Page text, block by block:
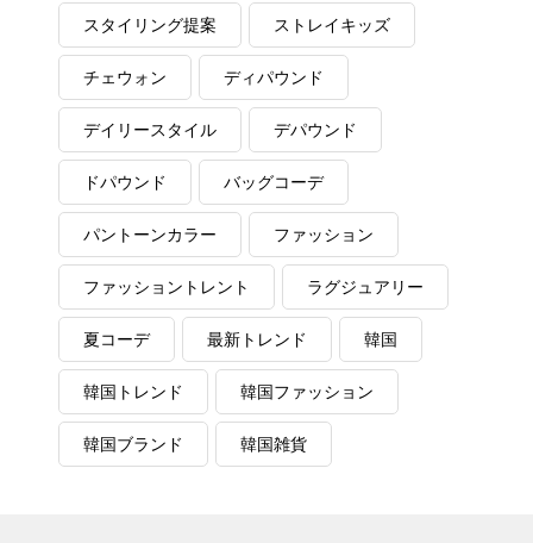
スタイリング提案 ストレイキッズ
チェウォン ディパウンド
デイリースタイル デパウンド
ドパウンド バッグコーデ
パントーンカラー ファッション
ファッショントレント ラグジュアリー
夏コーデ 最新トレンド 韓国
韓国トレンド 韓国ファッション
韓国ブランド 韓国雑貨